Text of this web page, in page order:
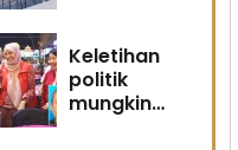
Keletihan
politik
mungkin